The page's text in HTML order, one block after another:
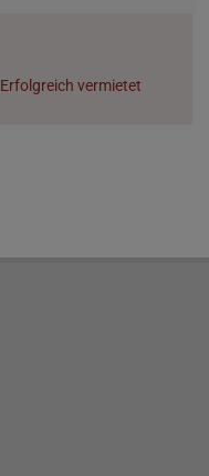
Erfolgreich vermietet